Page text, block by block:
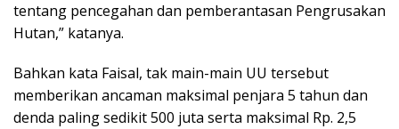
tentang pencegahan dan pemberantasan Pengrusakan
Hutan,” katanya.
Bahkan kata Faisal, tak main-main UU tersebut
memberikan ancaman maksimal penjara 5 tahun dan
denda paling sedikit 500 juta serta maksimal Rp. 2,5